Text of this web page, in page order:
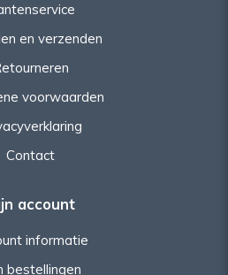
en verzenden
voorwaarden
Contact
account
informatie
bestellingen